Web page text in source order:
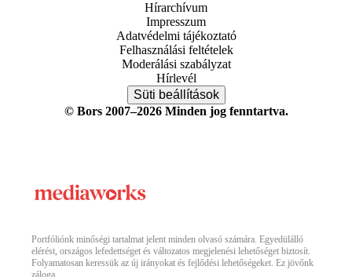
Hírarchívum
Impresszum
Adatvédelmi tájékoztató
Felhasználási feltételek
Moderálási szabályzat
Hírlevél
Süti beállítások
© Bors 2007–2026 Minden jog fenntartva.
Portfóliónk minőségi tartalmat jelent minden olvasó számára. Egyedülálló
elérést, országos lefedettséget és változatos megjelenési lehetőséget biztosít.
Folyamatosan keressük az új irányokat és fejlődési lehetőségeket. Ez jövőnk
záloga.